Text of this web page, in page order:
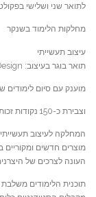
לתואר שני ושלישי
מחלקות הלימוד בשנקר
עיצוב תעשייתי
תואר בוגר בעיצוב: B.Design
מוענק עם סיום לימודים של 4
וצבירת כ-150 נקודות זכות לפחות, המחולקים לכ-36 נקודות זכות, בכל שנת לימוד.
המחלקה לעיצוב
מוצרים חדשים ומקוריים
העונה לצרכים של
תוכנית הלימודים משלבת